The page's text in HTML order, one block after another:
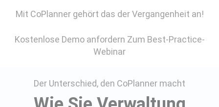
Mit CoPlanner gehört das der Vergangenheit an!
Kostenlose Demo anfordern Zum Best-Practice-
Webinar
Der Unterschied, den CoPlanner macht